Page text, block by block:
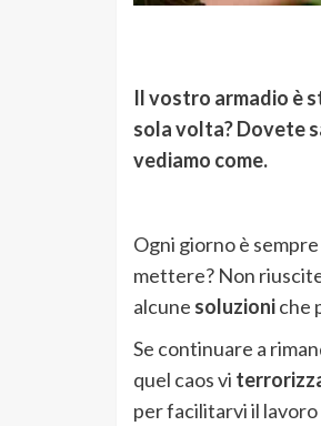
Il vostro armadio è
sola volta? Dovete
vediamo come.
Ogni giorno è
mettere? Non
alcune soluzioniche
Se continuare a
quel caos vi
per facilitarvi il